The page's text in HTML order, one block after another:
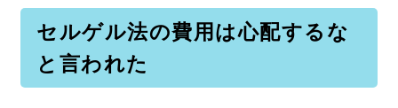
セルゲル法の費用は心配するな
と言われた